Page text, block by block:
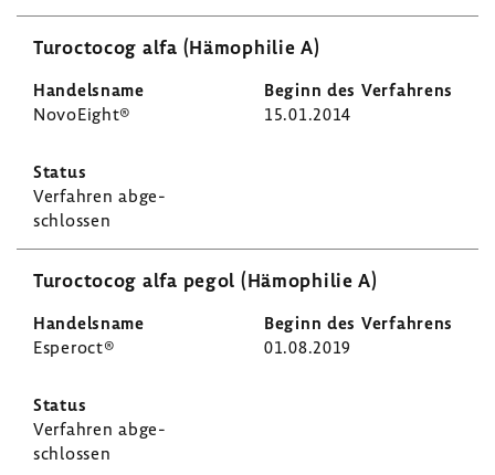
Turoc­tocog alfa (Hämo­philie A)
Novo­Eight® 15.01.2014
Verfahren abge­
schlossen
Turoc­tocog alfa pegol (Hämo­philie A)
Esperoct® 01.08.2019
Verfahren abge­
schlossen